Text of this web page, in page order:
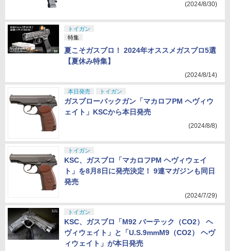
(2024/8/30)
トイガン
特集
夏こそガスブロ！ 2024年オススメガスブロ5選
【夏休み特集】
(2024/8/14)
本日発売 トイガン
ガスブローバックガン「マカロフPM ヘヴィウ
ェイト」KSCから本日発売
(2024/8/8)
トイガン
KSC、ガスブロ「マカロフPM ヘヴィウェイ
ト」を8月8日に発売決定！ 9連マガジンも同日
発売
(2024/7/29)
トイガン
KSC、ガスブロ「M92 バーテック（CO2） ヘ
ヴィウェイト」と「U.S.9mmM9（CO2） ヘヴ
ィウェイト」が本日発売